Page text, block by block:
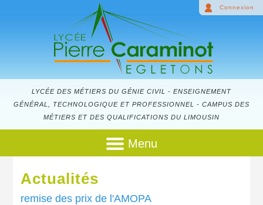
LYCÉE DES MÉTIERS DU GÉNIE CIVIL - ENSEIGNEMENT
GÉNÉRAL, TECHNOLOGIQUE ET PROFESSIONNEL - CAMPUS DES
MÉTIERS ET DES QUALIFICATIONS DU LIMOUSIN
Connexion
Menu
Actualités
remise des prix de l'AMOPA